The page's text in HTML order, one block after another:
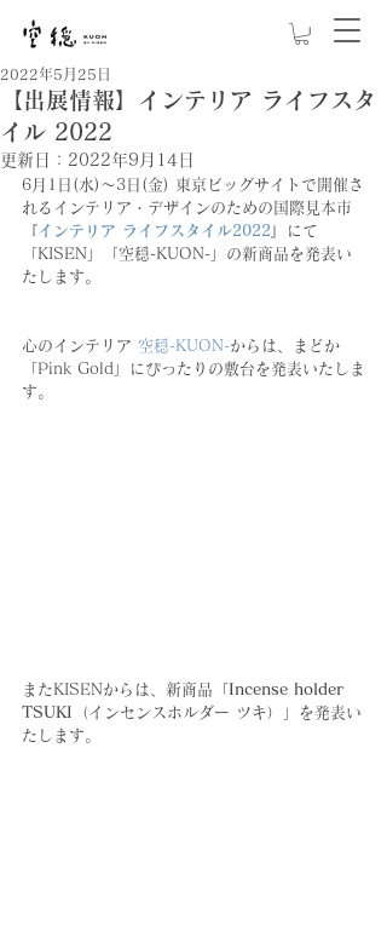
【出展情報】インテリア ライフスタ
イル 2022
2022年5月25日
更新日： 2022年9月14日
6月1日(水)～3日(金) 東京ビッグサイトで開催さ
れるインテリア・デザインのための国際見本市
『インテリア ライフスタイル2022 』
にて
「KISEN」「空穏-KUON-」の新商品を発表い
たします。
心のインテリア 空穏-KUON-からは、まどか
「Pink Gold」にぴったりの敷台を発表いたしま
す。
またKISENからは、新商品「Incense holder
TSUKI （インセンスホルダー ツキ）」を発表い
たします。